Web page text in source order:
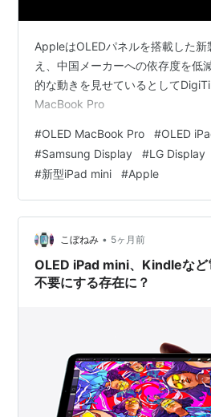
AppleはOLEDパネルを搭載した
え、中国メーカーへの依存度を低
的な動きを見せているとして
MacBook Pro
#OLED MacBook Pro #OLED
#Samsung Display #LG Display
#新型iPad mini #Apple
こぼねみ • 5ヶ月前
OLED iPad mini、Kindleなど
不要にする存在に？